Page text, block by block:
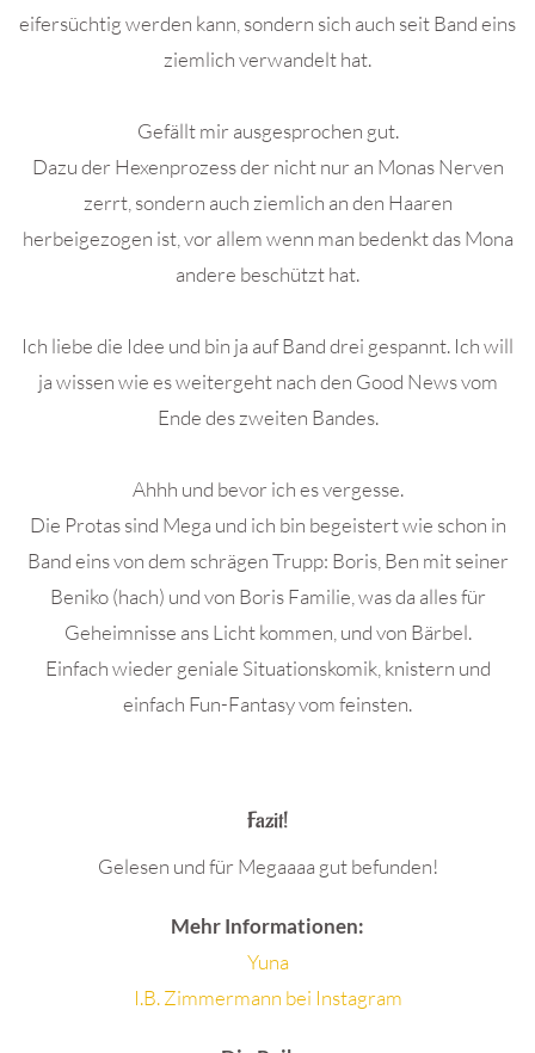
eifersüchtig werden kann, sondern sich auch seit Band eins
ziemlich verwandelt hat.
Gefällt mir ausgesprochen gut.
Dazu der Hexenprozess der nicht nur an Monas Nerven
zerrt, sondern auch ziemlich an den Haaren
herbeigezogen ist, vor allem wenn man bedenkt das Mona
andere beschützt hat.
Ich liebe die Idee und bin ja auf Band drei gespannt. Ich will
ja wissen wie es weitergeht nach den Good News vom
Ende des zweiten Bandes.
Ahhh und bevor ich es vergesse.
Die Protas sind Mega und ich bin begeistert wie schon in
Band eins von dem schrägen Trupp: Boris, Ben mit seiner
Beniko (hach) und von Boris Familie, was da alles für
Geheimnisse ans Licht kommen, und von Bärbel.
Einfach wieder geniale Situationskomik, knistern und
einfach Fun-Fantasy vom feinsten.
Fazit!
Gelesen und für Megaaaa gut befunden!
Mehr Informationen:
Yuna
I.B. Zimmermann bei Instagram